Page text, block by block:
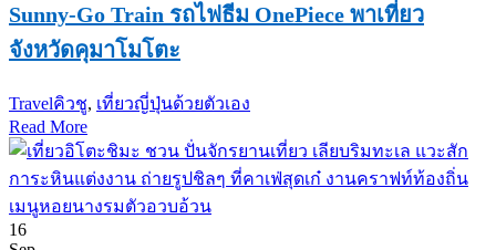
Sunny-Go Train รถไฟธีม OnePiece พาเที่ยว
จังหวัดคุมาโมโตะ
Travelคิวชู, เที่ยวญี่ปุ่นด้วยตัวเอง
Read More
16